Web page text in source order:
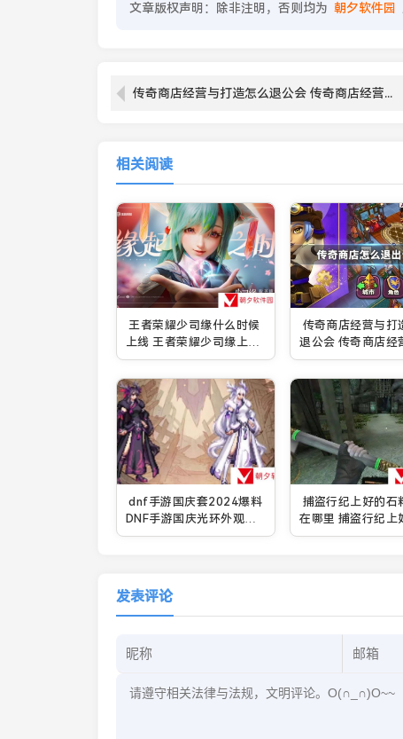
文章版权声明：除非注明，否则均为 朝夕软件园
传奇商店经营与打造怎么退公会 传奇商店经营与打造退公会方法
相关阅读
王者荣耀少司缘什么时候
上线 王者荣耀少司缘上线
时间介绍
传奇商店经营与打
退公会 传奇商店经
造退公会方法
dnf手游国庆套2024爆料
DNF手游国庆光环外观一
览
捕盗行纪上好的石
在哪里 捕盗行纪上
料具体位置介绍
发表评论